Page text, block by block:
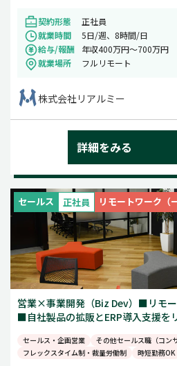
契約形態
正社員
就業時間
5日/週、8時間/日
給与/報酬
年収400万円～700万円
就業場所
フルリモート
株式会社リアルミー
詳細をみる
セールス 正社員 リモートワーク（
営業×事業開発（Biz Dev）■リモ
■自社製品の拡販とERP導入支援を
セールス・企画営業
その他セールス職（コン
フレックスタイム制・裁量労働制
時短勤務OK